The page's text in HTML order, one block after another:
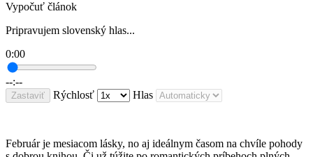
Vypočuť článok
Pripravujem slovenský hlas...
0:00
--:--
Zastaviť Rýchlosť Hlas
Február je mesiacom lásky, no aj ideálnym časom na chvíle pohody